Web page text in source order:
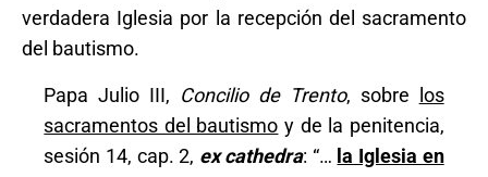
verdadera Iglesia por la recepción del sacramento
del bautismo.
Papa Julio III, Concilio de Trento, sobre los
sacramentos del bautismo y de la penitencia,
sesión 14, cap. 2, ex cathedra: “… la Iglesia en